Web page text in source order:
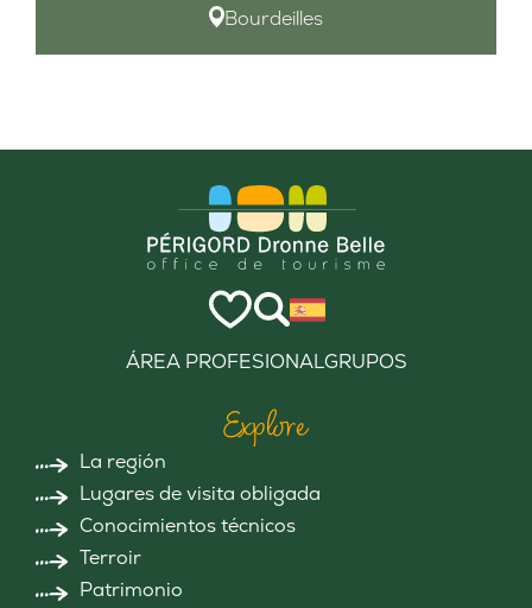
Bourdeilles
ÁREA PROFESIONALGRUPOS
Explore
La región
Lugares de visita obligada
Conocimientos técnicos
Terroir
Patrimonio